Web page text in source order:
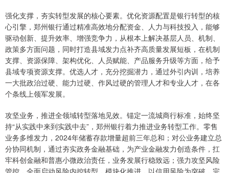
强化支撑，夯实转型发展的核心要素。优化资源配置是银行转型的核
心引擎，郑州银行通过精准高效地分配资金、人力与科技投入，能够
驱动创新、提升效率、增强竞争力，从根本上解决基层人员、机制、
政策多方面问题，同时打造县域发力点补齐高质量发展短板，在机制
支撑、资源保障、架构优化、人员赋能、产品服务升级等方面，给予
县域专项资源支撑。优选人才，充分挖掘潜力，通过外引内训，培养
一大批政治过硬、能力过硬、作风过硬的管理人才和专业人才，在各
个条线上领军发展。
攻坚业务，推进全领域转型落地见效。锚定一流城商行标准，始终坚
持“从实践中来到实践中去”，郑州银行着力推进业务转型工作。零售
业务多维发力，2024年储蓄存款增量超前三年总和；对公业务建立总
分协同机制，通过夯实政务金融基础，为产业金融发力创造条件，扛
牢科创金融和普惠小微政治责任，业务发展行稳致远；强力攻坚风险